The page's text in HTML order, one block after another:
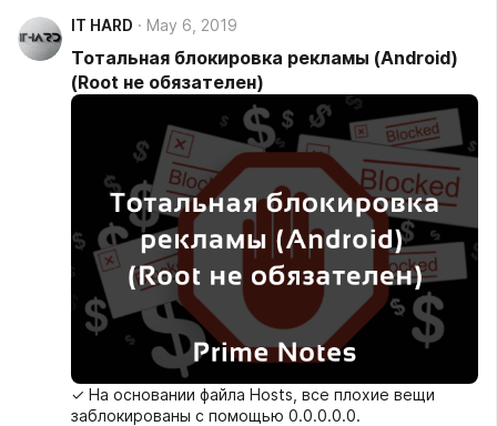
IT HARD May 6, 2019
Тотальная блокировка рекламы (Android)
(Root не обязателен)
✓ На основании файла Hosts, все плохие вещи
заблокированы с помощью 0.0.0.0.0.